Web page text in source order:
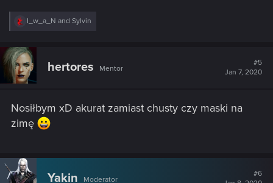
R
c
t
i
o
:
I_w_a_N and Sylvin
hertores Mentor
#5
Jan 7, 2020
Nosiłbym xD akurat zamiast chusty czy maski na
zimę
Yakin Moderator
#6